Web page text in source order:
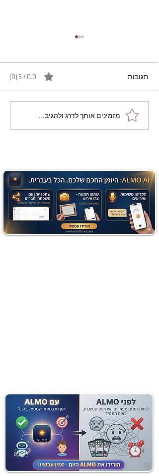
מתכון מנצח עוגת מייפל
שוקולד בחושה וקלה - זיוה
תגובות 0.0 / 5 ‏(0)
מזמינים אותך לדרג ולהגיב...